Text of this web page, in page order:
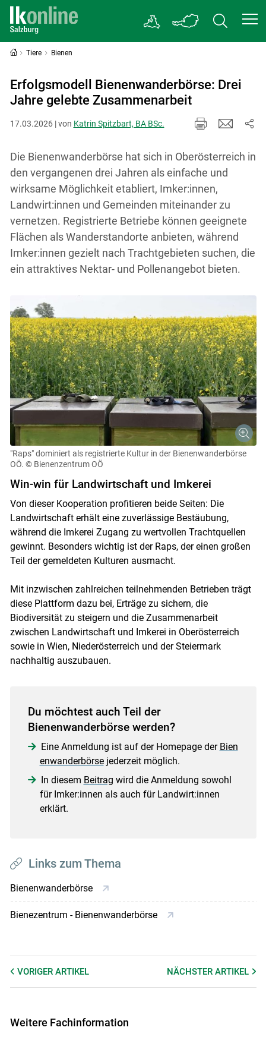
Skip to main content
Tiere Bienen
Erfolgsmodell Bienenwanderbörse: Drei
Jahre gelebte Zusammenarbeit
17.03.2026 | von Katrin Spitzbart, BA BSc.
Die Bienenwanderbörse hat sich in Oberösterreich in
den vergangenen drei Jahren als einfache und
wirksame Möglichkeit etabliert, Imker:innen,
Landwirt:innen und Gemeinden miteinander zu
vernetzen. Registrierte Betriebe können geeignete
Flächen als Wanderstandorte anbieten, während
Imker:innen gezielt nach Trachtgebieten suchen, die
ein attraktives Nektar- und Pollenangebot bieten.
"Raps" dominiert als registrierte Kultur in der Bienenwanderbörse
OÖ. © Bienenzentrum OÖ
Win-win für Landwirtschaft und Imkerei
Von dieser Kooperation profitieren beide Seiten: Die
Landwirtschaft erhält eine zuverlässige Bestäubung,
während die Imkerei Zugang zu wertvollen Trachtquellen
gewinnt. Besonders wichtig ist der Raps, der einen großen
Teil der gemeldeten Kulturen ausmacht.
Mit inzwischen zahlreichen teilnehmenden Betrieben trägt
diese Plattform dazu bei, Erträge zu sichern, die
Biodiversität zu steigern und die Zusammenarbeit
zwischen Landwirtschaft und Imkerei in Oberösterreich
sowie in Wien, Niederösterreich und der Steiermark
nachhaltig auszubauen.
Du möchtest auch Teil der
Bienenwanderbörse werden?
Eine Anmeldung ist auf der Homepage der Bien
enwanderbörsejederzeit möglich.
In diesem Beitrag wird die Anmeldung sowohl
für Imker:innen als auch für Landwirt:innen
erklärt.
Links zum Thema
Bienenwanderbörse
Bienezentrum - Bienenwanderbörse
VORIGER ARTIKEL NÄCHSTERARTIKEL
Weitere Fachinformation